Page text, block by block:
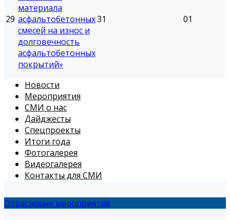
29
материала
асфальтобетонных
смесей на износ и
долговечность
асфальтобетонных
покрытий»
31 01
Новости
Мероприятия
СМИ о нас
Дайджесты
Спецпроекты
Итоги года
Фотогалерея
Видеогалерея
Контакты для СМИ
Отраслевые мероприятия